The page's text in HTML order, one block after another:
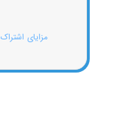
مزایای